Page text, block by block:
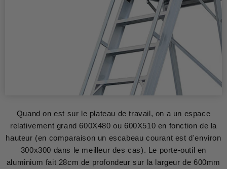
Quand on est sur le plateau de travail, on a un espace
relativement grand 600X480 ou 600X510 en fonction de la
hauteur (en comparaison un escabeau courant est d'environ
300x300 dans le meilleur des cas). Le porte-outil en
aluminium fait 28cm de profondeur sur la largeur de 600mm